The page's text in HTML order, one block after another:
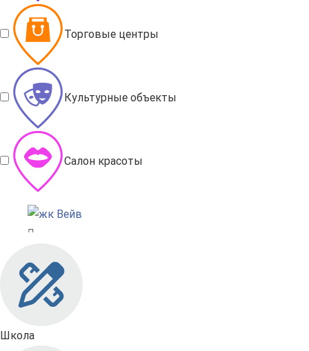
Торговые центры
Культурные объекты
Салон красоты
Школа